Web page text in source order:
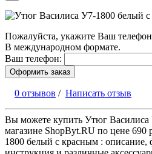
Пожалуйста, укажите Ваш
В международном формате.
Ваш телефон:
Оформить заказ
0 отзывов / Написать отзыв
Вы можете купить Утюг
магазине ShopByt.RU по цене
1800 белый с красным : описание,